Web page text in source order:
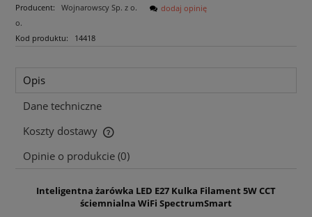
Producent:
Wojnarowscy Sp. z o.
o.
Kod produktu:
14418
dodaj opinię
Opis
Dane techniczne
Koszty dostawy
Cena nie zawiera ewentualnych kosztów płatności
Opinie o produkcie (0)
Inteligentna żarówka LED E27 Kulka Filament 5W CCT
ściemnialna WiFi SpectrumSmart